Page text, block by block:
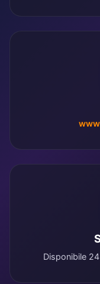
Disponibile